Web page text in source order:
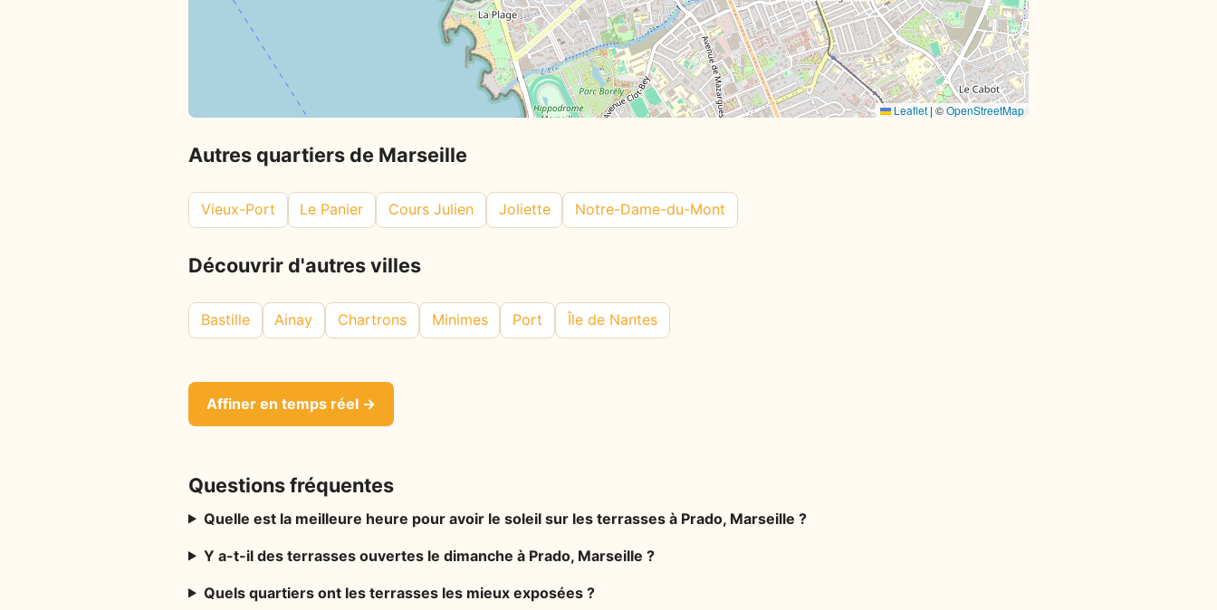
Leaflet|©OpenStreetMap
Autres quartiers de Marseille
Vieux-Port Le Panier Cours Julien Joliette Notre-Dame-du-Mont
Découvrir d'autres villes
Bastille Ainay Chartrons Minimes Port Île de Nantes
Affiner en temps réel →
Questions fréquentes
Quelle est la meilleure heure pour avoir le soleil sur les terrasses à Prado, Marseille ?
Y a-t-il des terrasses ouvertes le dimanche à Prado, Marseille ?
Quels quartiers ont les terrasses les mieux exposées ?